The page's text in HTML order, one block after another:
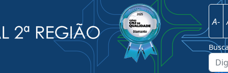
Justiça Federal - 2ª Região
Imagem
A-